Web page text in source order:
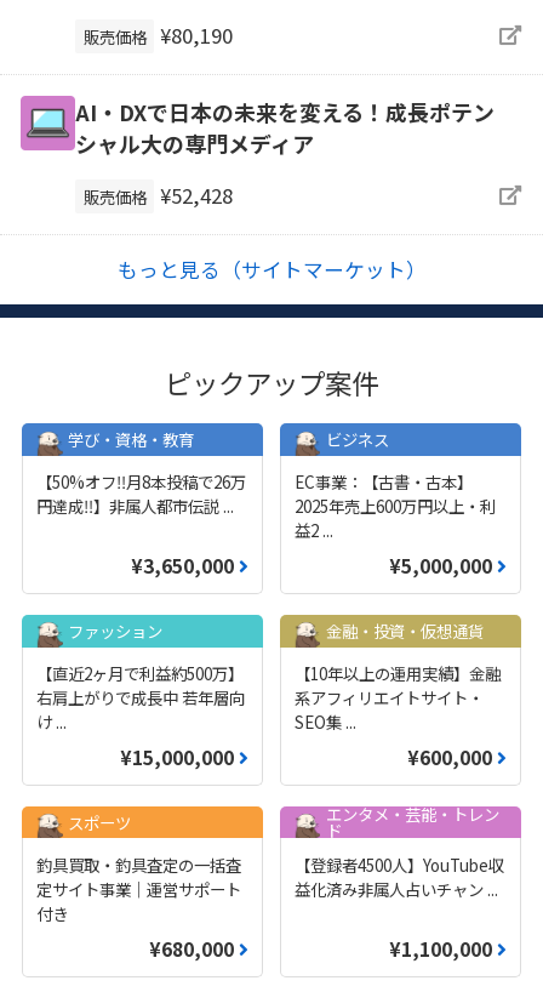
販売価格 ¥80,190
AI・DXで日本の未来を変える！成長ポテン
シャル大の専門メディア
販売価格 ¥52,428
もっと見る（サイトマーケット）
ピックアップ案件
学び・資格・教育
【50%オフ‼️月8本投稿で26万
円達成‼️】非属人都市伝説 ...
¥3,650,000
ビジネス
EC事業：【古書・古本】
2025年売上600万円以上・利
益2 ...
¥5,000,000
ファッション
【直近2ヶ月で利益約500万】
右肩上がりで成長中 若年層向
け...
¥15,000,000
金融・投資・仮想通貨
【10年以上の運用実績】金融
系アフィリエイトサイト・
SEO集 ...
¥600,000
スポーツ
釣具買取・釣具査定の一括査
定サイト事業｜運営サポート
付き
¥680,000
エンタメ・芸能・トレン
ド
【登録者4500人】YouTube収
益化済み非属人占いチャン ...
¥1,100,000